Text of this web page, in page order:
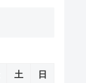
土 日